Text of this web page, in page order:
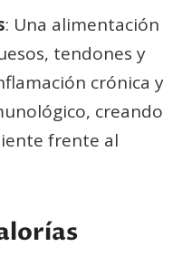
: Una alimentación
tendones y
crónica y
creando
frente al